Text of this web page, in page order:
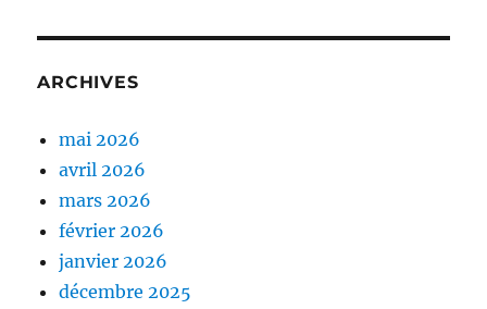
ARCHIVES
mai 2026
avril 2026
mars 2026
février 2026
janvier 2026
décembre 2025